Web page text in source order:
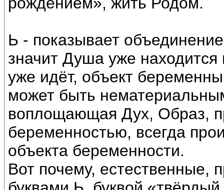
Ь - показывает
значит Душа уже находится
уже идёт, объект
может быть
воплощающая Дух, Образ,
беременностью, всегда
объекта беременности.
Вот почему, естественные,